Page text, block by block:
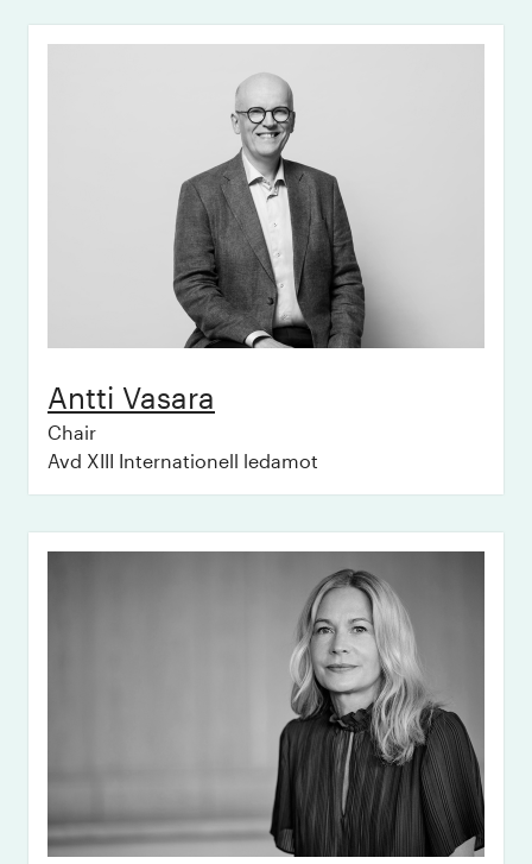
gränsområden
Avd VIII Skogsnäringens teknik
Avd IX Ekonomi Avd X Bioteknik
Avd XI Utbildning och forskning
Avd XII Informationsteknik
Antti Vasara
Chair
Avd XIII Internationell ledamot